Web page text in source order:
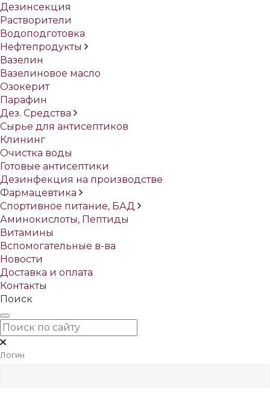
Дезинсекция
Растворители
Водоподготовка
Нефтепродукты
Вазелин
Вазелиновое масло
Озокерит
Парафин
Дез. Средства
Сырье для антисептиков
Клининг
Очистка воды
Готовые антисептики
Дезинфекция на производстве
Фармацевтика
Спортивное питание, БАД
Аминокислоты, Пептиды
Витамины
Вспомогательные в-ва
Новости
Доставка и оплата
Контакты
Поиск
Логин